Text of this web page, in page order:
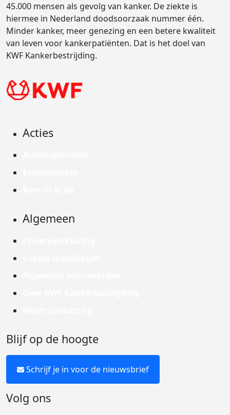
45.000 mensen als gevolg van kanker. De ziekte is
hiermee in Nederland doodsoorzaak nummer één.
Minder kanker, meer genezing en een betere kwaliteit
van leven voor kankerpatiënten. Dat is het doel van
KWF Kankerbestrijding.
Acties
Algemeen
Blijf op de hoogte
Schrijf je in voor de nieuwsbrief
Volg ons